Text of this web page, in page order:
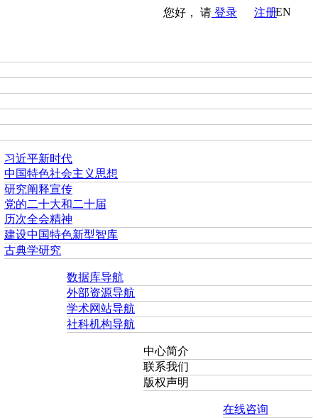
您好， 请 登录 注册EN
习近平新时代
中国特色社会主义思想
研究阐释宣传
党的二十大和二十届
历次全会精神
建设中国特色新型智库
古典学研究
数据库导航
外部资源导航
学术网站导航
社科机构导航
中心简介
联系我们
版权声明
在线咨询